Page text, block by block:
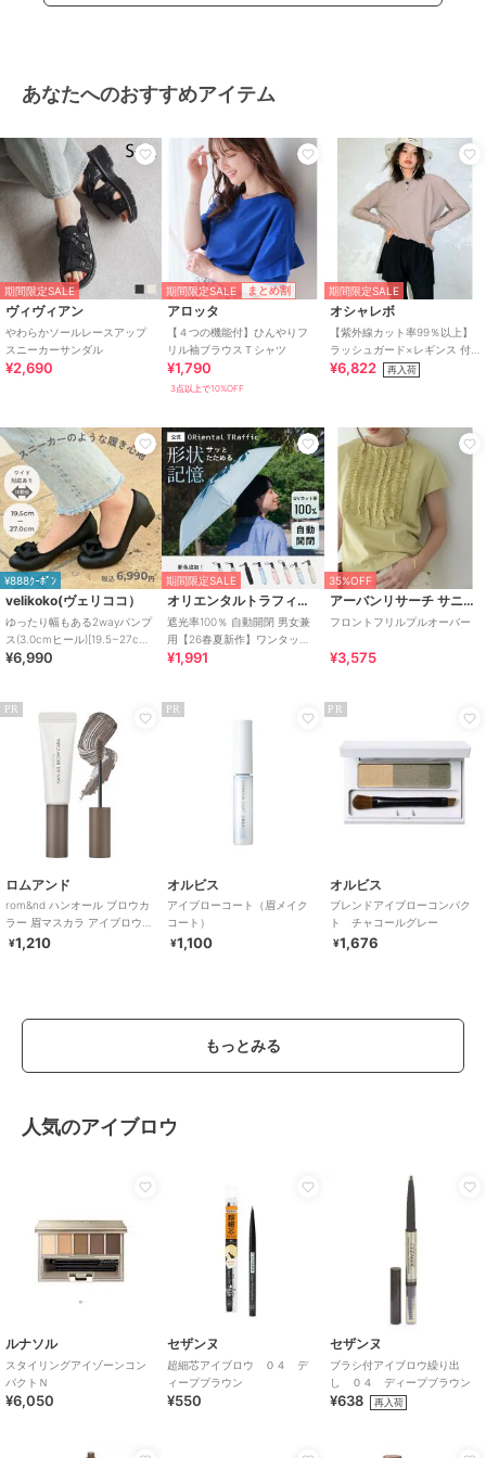
あなたへのおすすめアイテム
期間限定SALE
ヴィヴィアン
やわらかソールレースアップ
スニーカーサンダル
¥2,690
期間限定SALE まとめ割
アロッタ
【４つの機能付】ひんやりフ
リル袖ブラウスＴシャツ
¥1,790
3点以上で10%OFF
期間限定SALE
オシャレボ
【紫外線カット率99％以上】
ラッシュガード×レギンス 付
き タンキニ
¥6,822 再入荷
¥888ｸｰﾎﾟﾝ
velikoko(ヴェリココ）
ゆったり幅もある2wayパンプ
ス(3.0cmヒール)[19.5~27cm]
ラクチンきれいシューズ
¥6,990
期間限定SALE
オリエンタルトラフィック
遮光率100％ 自動開閉 男女兼
用【26春夏新作】ワンタッチ
晴雨兼用 折りたたみ傘 /G-
¥1,991
35%OFF
アーバンリサーチ サニーレーベル
フロントフリルプルオーバー
¥3,575
PR
ロムアンド
rom&nd ハンオール ブロウカ
ラー 眉マスカラ アイブロウマ
スカラ 高発色 垢抜け(韓国コス
¥1,210
PR
オルビス
アイブローコート（眉メイク
コート）
¥1,100
PR
オルビス
ブレンドアイブローコンパク
ト チャコールグレー
¥1,676
もっとみる
人気のアイブロウ
ルナソル
スタイリングアイゾーンコン
パクトＮ
¥6,050
セザンヌ
超細芯アイブロウ ０４ デ
ィープブラウン
¥550
セザンヌ
ブラシ付アイブロウ繰り出
し ０４ ディープブラウン
¥638 再入荷